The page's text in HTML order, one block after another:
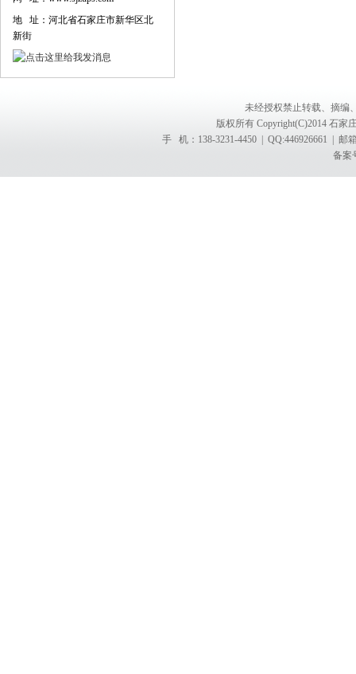
地 址：河北省石家庄市新华区北
新街
未经授权禁止转载、摘编
版权所有 Copyright(C)2014 石
手 机：138-3231-4450 | QQ:446926661 | 邮
备案